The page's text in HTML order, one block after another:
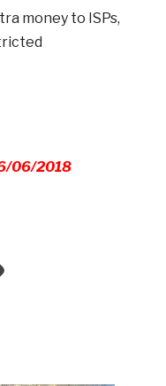
money to ISPs,
06/2018